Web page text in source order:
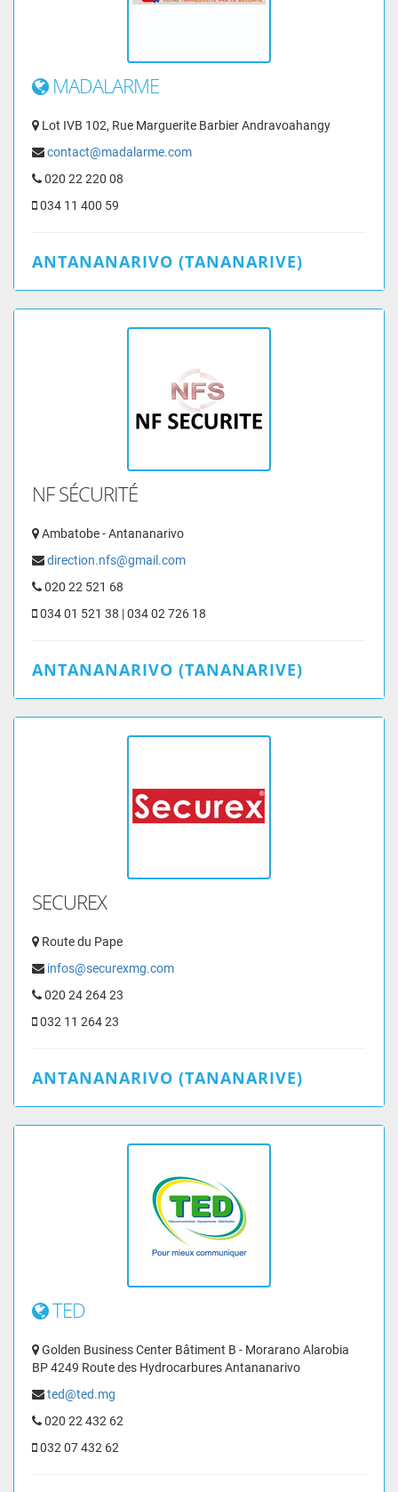
MADALARME
Lot IVB 102, Rue Marguerite Barbier Andravoahangy
contact@madalarme.com
020 22 220 08
034 11 400 59
ANTANANARIVO (TANANARIVE)
NF SÉCURITÉ
Ambatobe - Antananarivo
direction.nfs@gmail.com
020 22 521 68
034 01 521 38 | 034 02 726 18
ANTANANARIVO (TANANARIVE)
SECUREX
Route du Pape
infos@securexmg.com
020 24 264 23
032 11 264 23
ANTANANARIVO (TANANARIVE)
TED
Golden Business Center Bâtiment B - Morarano Alarobia
BP 4249 Route des Hydrocarbures Antananarivo
ted@ted.mg
020 22 432 62
032 07 432 62